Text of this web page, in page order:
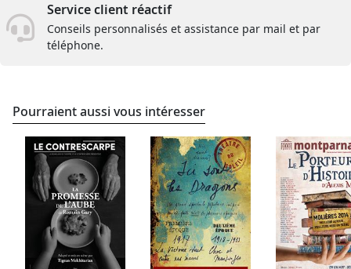
Service client réactif
Conseils personnalisés et assistance par mail et par
téléphone.
Pourraient aussi vous intéresser